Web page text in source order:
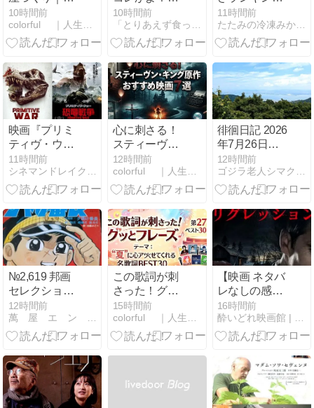
5000円以下で
DVDが140本
収納できる山
ープンラック
が神すぎた件
【5万台突
破】
10時間前
の社畜飯
10時間前
グ！最強キャ
ラを徹底考察
11時間前
たたみの冷凍みかん箱
映画『プリミ
ティヴ・ウォ
ー 恐竜戦争』
感想（ネタバ
レ）…戦争よ
そう
11時間前
心に刺さる！
スティーヴ
ン・キング原
作おすすめ映
画7選【ホラ
ヒューマンド
ラマまで】
12時間前
徘徊日記 2026
年7月26日
（日）「横川
の僧都ってい
たの？」比叡
2
12時間前
№2,619 邦画
セレクション
（アニメ） “
夕やけ番長 ”
12時間前
この歌詞が刺
さった！グッ
とフレーズ
★「夏に心を
アツくさせて
果｜2026年8
15時間前
【映画 ネタバ
レなしの感
想】『リグレ
ッショ
ン:Regression』
16時間前